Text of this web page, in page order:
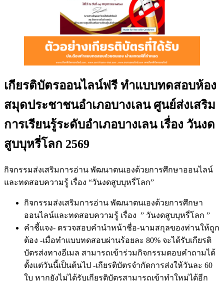
เกียรติบัตรออนไลน์ฟรี ทำแบบทดสอบห้อง
สมุดประชาชนอำเภอบางเลน ศูนย์ส่งเสริม
การเรียนรู้ระดับอำเภอบางเลน เรื่อง วันงด
สูบบุหรี่โลก 2569
กิจกรรมส่งเสริมการอ่าน พัฒนาตนเองด้วยการศึกษาออนไลน์
และทดสอบความรู้ เรื่อง “วันงดสูบบุหรี่โลก”
กิจกรรมส่งเสริมการอ่าน พัฒนาตนเองด้วยการศึกษา
ออนไลน์และทดสอบความรู้ เรื่อง ” วันงดสูบบุหรี่โลก ”
คำชี้แจง- ตรวจสอบคำนำหน้าชื่อ-นามสกุลของท่านให้ถูก
ต้อง -เมื่อทำแบบทดสอบผ่านร้อยละ 80% จะได้รับเกียรติ
บัตรส่งทางอีเมล สามารถเข้าร่วมกิจกรรมตอบคำถามได้
ตั้งแต่วันนี้เป็นต้นไป -เกียรติบัตรจำกัดการส่งให้วันละ 60
ใบ หากยังไม่ได้รับเกียรติบัตรสามารถเข้าทำใหม่ได้อีก